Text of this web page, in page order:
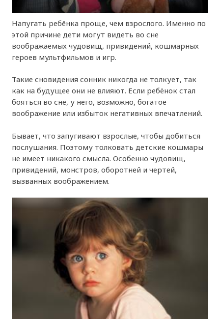
Напугать ребёнка проще, чем взрослого. Именно по
этой причине дети могут видеть во сне
воображаемых чудовищ, привидений, кошмарных
героев мультфильмов и игр.
Такие сновидения сонник никогда не толкует, так
как на будущее они не влияют. Если ребёнок стал
бояться во сне, у него, возможно, богатое
воображение или избыток негативных впечатлений.
Бывает, что запугивают взрослые, чтобы добиться
послушания. Поэтому толковать детские кошмары
не имеет никакого смысла. Особенно чудовищ,
привидений, монстров, оборотней и чертей,
вызванных воображением.